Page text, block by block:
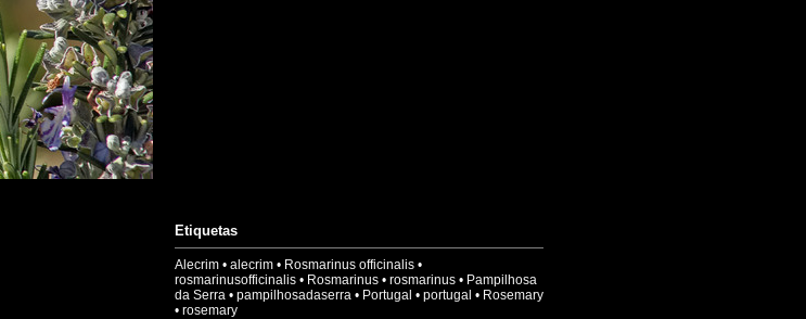
Etiquetas
Alecrim • alecrim • Rosmarinus officinalis •
rosmarinusofficinalis • Rosmarinus • rosmarinus • Pampilhosa
da Serra • pampilhosadaserra • Portugal • portugal • Rosemary
• rosemary